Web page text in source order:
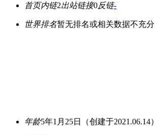
首页内链2出站链接0反链-
世界排名暂无排名或相关数据不充分
年龄5年1月25日 （创建于2021.06.14）